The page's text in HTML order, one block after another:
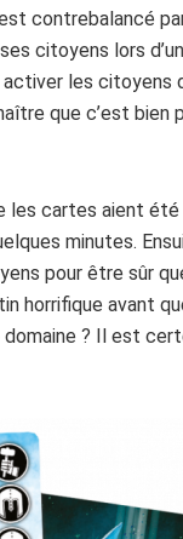
contrebalancé
citoyens lors
les citoyens
que c’est bien
cartes aient été
minutes.
pour être sûr
horrifique avant
? Il est